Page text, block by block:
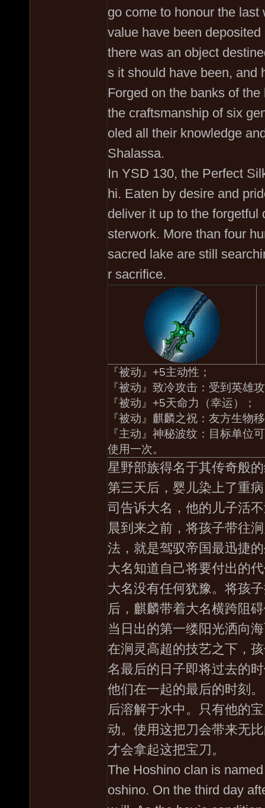
go come to honour the
value have been
there was an object
s it should have been, and
Forged on the banks of
the craftsmanship of six
oled all their knowledge
Shalassa.
In YSD 130, the Perfect
hi. Eaten by desire and
deliver it up to the
sterwork. More than four
sacred lake are still
r sacrifice.
『被动』+5主动性；
『被动』致冷攻击：受到英雄
『被动』+5天命力（幸运）；
『被动』麒麟之祝：友方生物
『主动』神秘波纹：目标单位
使用一次。
星野部族得名于其传奇般
第三天后，婴儿染上了重
司告诉大名，他的儿子活
晨到来之前，将孩子带往
法，就是驾驭帝国最迅捷
大名知道自己将要付出的
大名没有任何犹豫。将孩
后，麒麟带着大名横跨阻
当日出的第一缕阳光洒向
在涧灵高超的技艺之下，
名最后的日子即将过去的
他们在一起的最后的时刻
后溶解于水中。只有他的
动。使用这把刀会带来无
才会拿起这把宝刀。
The Hoshino clan is
oshino. On the third day